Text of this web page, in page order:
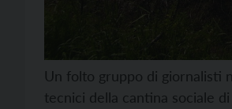
Un folto gruppo di giornalisti
tecnici della cantina sociale